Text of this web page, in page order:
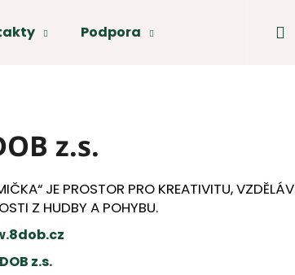
Podpora
z.s.
JE PROSTOR PRO KREATIVITU,
Z HUDBY A POHYBU.
z.s.